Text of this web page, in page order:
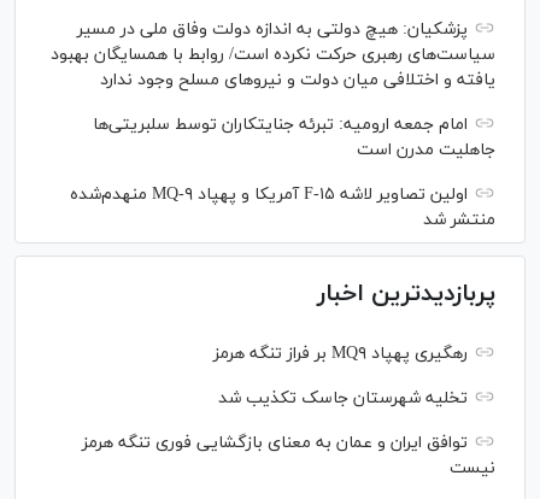
پزشکیان: هیچ دولتی به اندازه دولت وفاق ملی در مسیر
سیاست‌های رهبری حرکت نکرده است/ روابط با همسایگان بهبود
یافته و اختلافی میان دولت و نیروهای مسلح وجود ندارد
امام جمعه ارومیه: تبرئه جنایتکاران توسط سلبریتی‌ها
جاهلیت مدرن است
اولین تصاویر لاشه F-۱۵ آمریکا و پهپاد MQ-۹ منهدم‌شده
منتشر شد
پربازدیدترین اخبار
رهگیری پهپاد MQ۹ بر فراز تنگه هرمز
تخلیه شهرستان جاسک تکذیب شد
توافق ایران و عمان به معنای بازگشایی فوری تنگه هرمز
نیست